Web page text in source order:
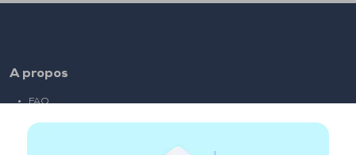
A propos
FAQ
Liens partenaires